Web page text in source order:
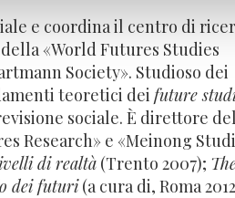
e coordina il centro di
«World Futures Studies
Society». Studioso dei
teoretici dei future
sociale. È direttore
Research» e «Meinong
di realtà (Trento 2007);
dei futuri(a cura di, Roma